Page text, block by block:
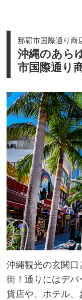
那覇市国際通り商
沖縄のあら
市国際通り
沖縄観光の玄関
街！通りにはデ
貨店や、ホテル